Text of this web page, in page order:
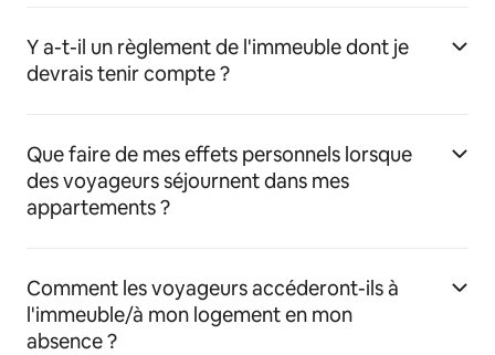
Y a-t-il un règlement de l'immeuble dont je
devrais tenir compte ?
Que faire de mes effets personnels lorsque
des voyageurs séjournent dans mes
appartements ?
Comment les voyageurs accéderont-ils à
l'immeuble/à mon logement en mon
absence ?